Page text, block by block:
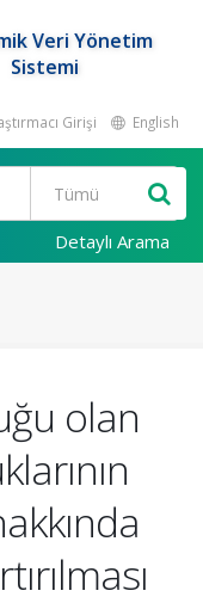
Veri Yönetim
Sistemi
Girişi English
Detaylı Arama
olan